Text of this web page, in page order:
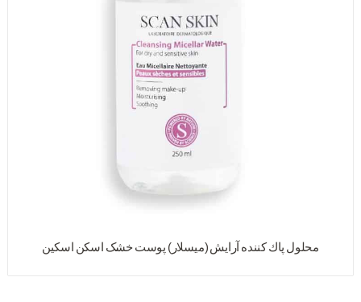
محلول پاك کننده آرایش (میسلار) پوست خشک اسکن اسکین